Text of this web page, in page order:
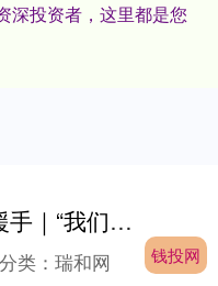
深投资者，这里都是您
钱投网 援手｜“我们都想尽一份绵薄之力”
钱投网
分类：瑞和网